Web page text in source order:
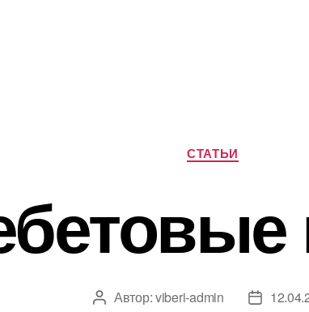
Рубрики
СТАТЬИ
Автор
Автор:viberi-admin
Дата